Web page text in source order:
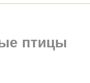
птицы